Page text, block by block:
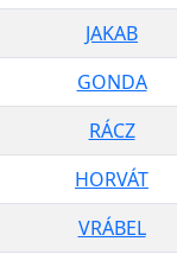
JAKAB
GONDA
RÁCZ
HORVÁT
VRÁBEL